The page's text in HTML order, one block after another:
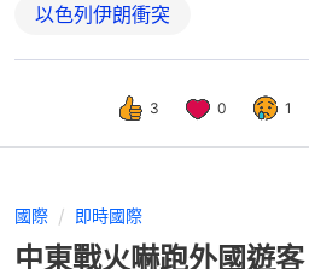
以色列伊朗衝突
3 0 1
國際 即時國際
中東戰火嚇跑外國遊